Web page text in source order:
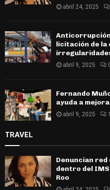
abril 24, 2025
licitación de la
abril 9, 2025
Fernando
ayuda a
abril 9, 2025 1
TRAVEL
Denuncian
dentro del
Roo